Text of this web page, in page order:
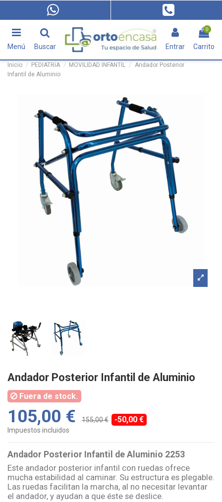
Menú Buscar Entrar
0
Carrito
Inicio PEDIATRíA MOVILIDAD INFANTIL
Andador Posterior
Infantil de Aluminio
Andador Posterior Infantil de Aluminio
Fuera de stock.
105,00 € 155,00 € -50,00 €
Impuestos incluidos
Andador Posterior Infantil de Aluminio 2253
Este andador posterior infantil con ruedas ofrece
mucha estabilidad al caminar. Su estructura es plegable.
Las ruedas facilitan la marcha, al no necesitar levantar
el andador, y ayudan a que éste se deslice.